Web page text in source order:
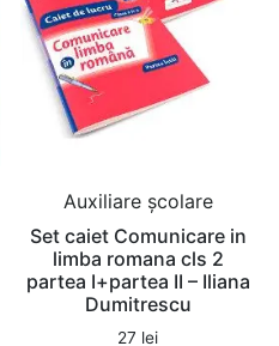
Auxiliare şcolare
Set caiet Comunicare in
limba romana cls 2
partea I+partea II – Iliana
Dumitrescu
27 lei